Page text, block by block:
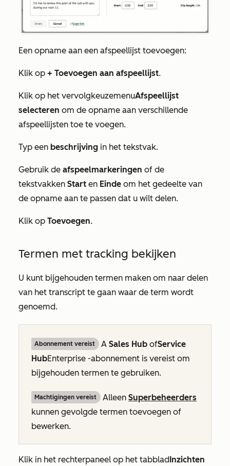
Een opname aan een afspeellijst toevoegen:
Klik op + Toevoegen aan afspeellijst.
Klik op het vervolgkeuzemenuAfspeellijst
selecteren om de opname aan verschillende
afspeellijsten toe te voegen.
Typ een beschrijving in het tekstvak.
Gebruik de afspeelmarkeringen of de
tekstvakken Start en Einde om het gedeelte van
de opname aan te passen dat u wilt delen.
Klik op Toevoegen.
Termen met tracking bekijken
U kunt bijgehouden termen maken om naar delen
van het transcript te gaan waar de term wordt
genoemd.
Abonnement vereist A Sales Hub ofService
HubEnterprise -abonnement is vereist om
bijgehouden termen te gebruiken.
Machtigingen vereist Alleen Superbeheerders
kunnen gevolgde termen toevoegen of
bewerken.
Klik in het rechterpaneel op het tabbladInzichten